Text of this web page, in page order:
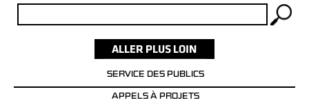
SERVICE DES PUBLICS
APPELS À PROJETS